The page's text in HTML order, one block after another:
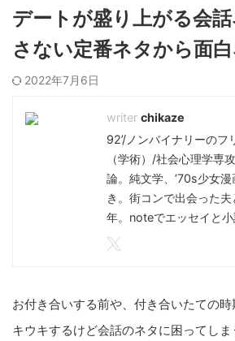
デートが盛り上がる会
さない定番ネタから面
2022年7月6日
chikaze
92’/ノンバイナリーのフ
（学術）/社会心理学専
論。純文学、’70s少女
き。街コンで出会った
年。noteでエッセイと小
お付き合いする前や、付き合いたての
キウキするけど会話のネタに困ってし